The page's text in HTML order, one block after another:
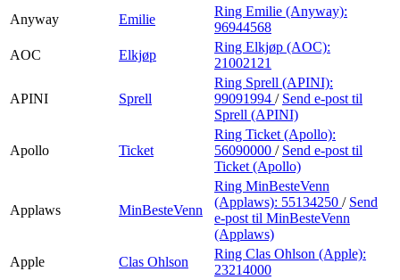
Anyway
Emilie
Ring Emilie (Anyway):
96944568
AOC
Elkjøp
Ring Elkjøp (AOC):
21002121
APINI Sprell
Ring Sprell (APINI):
99091994 / Send e-post til
Sprell (APINI)
Apollo Ticket
Ring Ticket (Apollo):
56090000 / Send e-post til
Ticket (Apollo)
Applaws MinBesteVenn
Ring MinBesteVenn
(Applaws): 55134250 / Send
e-post til MinBesteVenn
(Applaws)
Apple
Clas Ohlson
Ring Clas Ohlson (Apple):
23214000